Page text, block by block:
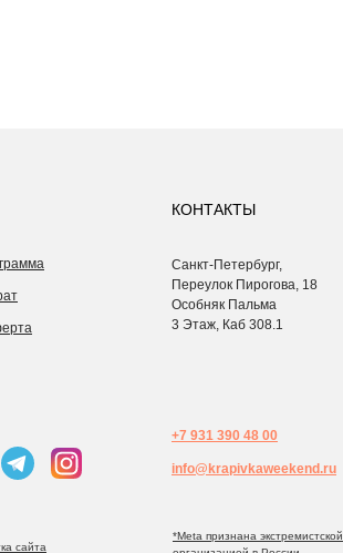
сайта
Санкт-Петербург,
Переулок Пирогова, 18
Особняк Пальма
3 Этаж, Каб 308.1
+7 931 390 48 00
КОНТАКТЫ
info@krapivkaweekend.ru
*Meta признана экстремистcкой